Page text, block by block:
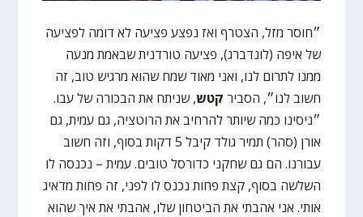
״חוסר מזל, הצטרף ואז נפצע פציעה לא דומה לפציעה
של איפה (לונדברג), פציעה טורדנית שבאמת מנעה
ממנו לתרום לנו, ואני מאוד שמח שהוא מרגיש טוב, זה
חשוב לנו״, הסביר קטש, שניתח את הבכורה של עבו.
״ניסינו כמה שיותר להרחיב את הרוטציה, גם עמית, גם
אורן (סהר) תמיר גולד קיבל 5 דקות בסוף, וזה חשוב
עבורנו. הם גם שחקני כדורסל טובים. עמית – נכנסה לו
השלשה בסוף, קצת פחות נכנס לו לפני, זה פחות מדאיג
אותי. אני אהבתי את הביטחון שלו, אהבתי את איך שהוא